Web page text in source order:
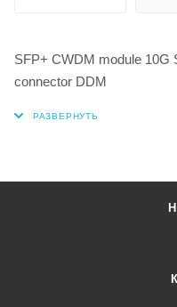
SFP+ CWDM module 10G
connector DDM